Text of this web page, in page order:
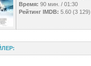
Время: 90 мин. / 01:30
Рейтинг IMDB: 5.60 (3 129)